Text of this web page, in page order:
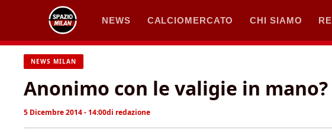
contenuto
NEWS CALCIOMERCATO CHI SIAMO
NEWS MILAN
Anonimo con le valigie in mano?
5 Dicembre 2014 - 14:00di redazione